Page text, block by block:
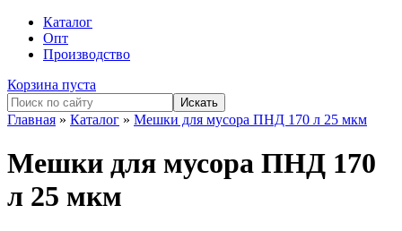
Каталог
Опт
Производство
Корзина пуста
Главная » Каталог » Мешки для мусора ПНД 170 л 25 мкм
Мешки для мусора ПНД 170
л 25 мкм